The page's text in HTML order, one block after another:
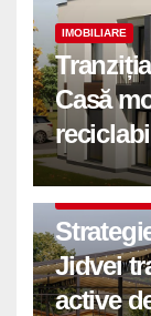
IMOBILIARE
Casă
Jidvei
active